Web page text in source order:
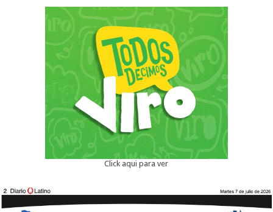
Click aqui para ver